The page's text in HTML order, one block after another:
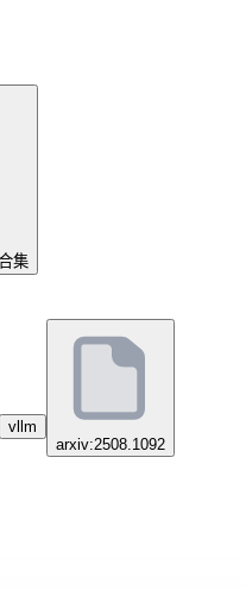
集
vllm
arxiv:2508.1092